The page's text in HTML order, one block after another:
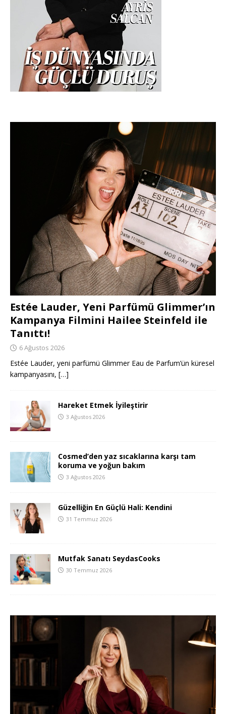
Estée Lauder, Yeni Parfümü Glimmer’ın
Kampanya Filmini Hailee Steinfeld ile
Tanıttı!
6 Ağustos 2026
Estée Lauder, yeni parfümü Glimmer Eau de Parfum’ün küresel
kampanyasını, […]
Hareket Etmek İyileştirir
3 Ağustos 2026
Cosmed’den yaz sıcaklarına karşı tam
koruma ve yoğun bakım
3 Ağustos 2026
Güzelliğin En Güçlü Hali: Kendini
31 Temmuz 2026
Mutfak Sanatı SeydasCooks
30 Temmuz 2026